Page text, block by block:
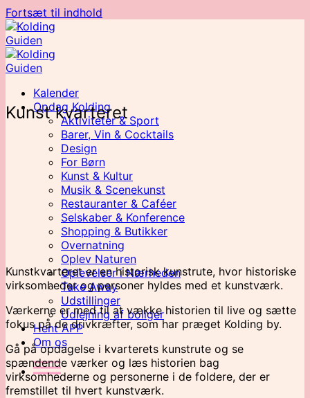
Fortsæt til indhold
Kalender
Opdag Kolding
Aktiviteter & Sport
Barer, Vin & Cocktails
Design
For Børn
Kunst & Kultur
Musik & Scenekunst
Restauranter & Caféer
Selskaber & Konference
Shopping & Butikker
Overnatning
Oplev Naturen
Oplevelser i Nærheden
Take Away
Udstillinger
Udlejning af boliger
Hent APP
Om os
Kunst kvarteret
Kunstkvarteret er en historisk kunstrute, hvor historiske
virksomheder og personer hyldes med et kunstværk.
Værkerne er med til at vække historien til live og sætte
fokus på de drivkræfter, som har præget Kolding by.
Gå på opdagelse i kvarterets kunstrute og se
spændende værker og læs historien bag
virksomhederne og personerne i de foldere, der er
fremstillet til hvert kunstværk.